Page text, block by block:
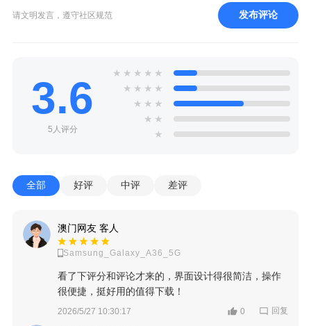
请文明发言，遵守社区规范 发布评论
3.6
5人评分
★ ★ ★ ★ ★
★ ★ ★ ★
★ ★ ★
★ ★
★
全部 好评 中评 差评
澳门网友 客人
Samsung_Galaxy_A36_5G
看了下评分和评论才来的，界面设计得很简洁，操作
很便捷，挺好用的值得下载！
2026/5/27 10:30:17 0 回复